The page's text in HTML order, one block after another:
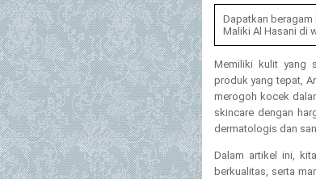
Dapatkan beragam
Maliki Al Hasani di
Memiliki kulit yang
produk yang tepat,
merogoh kocek
skincare dengan
dermatologis dan
Dalam artikel ini,
berkualitas, serta